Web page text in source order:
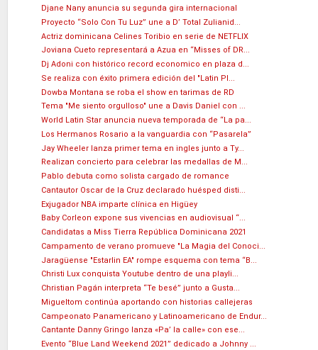
Djane Nany anuncia su segunda gira internacional
Proyecto “Solo Con Tu Luz” une a D’ Total Zulianid...
Actriz dominicana Celines Toribio en serie de NETFLIX
Joviana Cueto representará a Azua en “Misses of DR...
Dj Adoni con histórico record economico en plaza d...
Se realiza con éxito primera edición del "Latin Pl...
Dowba Montana se roba el show en tarimas de RD
Tema "Me siento orgulloso" une a Davis Daniel con ...
World Latin Star anuncia nueva temporada de “La pa...
Los Hermanos Rosario a la vanguardia con “Pasarela”
Jay Wheeler lanza primer tema en ingles junto a Ty...
Realizan concierto para celebrar las medallas de M...
Pablo debuta como solista cargado de romance
Cantautor Oscar de la Cruz declarado huésped disti...
Exjugador NBA imparte clínica en Higüey
Baby Corleon expone sus vivencias en audiovisual “...
Candidatas a Miss Tierra República Dominicana 2021
Campamento de verano promueve "La Magia del Conoci...
Jaragüense "Estarlin EA" rompe esquema con tema “B...
Christi Lux conquista Youtube dentro de una playli...
Christian Pagán interpreta “Te besé” junto a Gusta...
Migueltom continúa aportando con historias callejeras
Campeonato Panamericano y Latinoamericano de Endur...
Cantante Danny Gringo lanza «Pa’ la calle» con ese...
Evento “Blue Land Weekend 2021” dedicado a Johnny ...